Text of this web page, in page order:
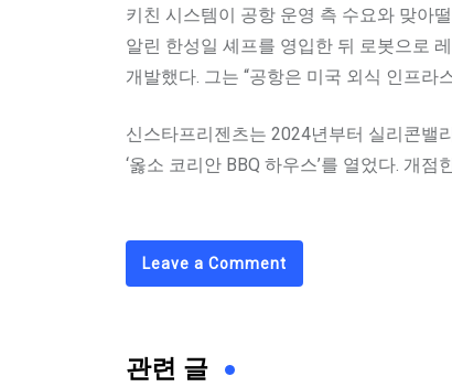
키친 시스템이 공항 운영 측 수요와 맞아
알린 한성일 셰프를 영입한 뒤 로봇으로
개발했다. 그는 “공항은 미국 외식 인프라
신스타프리젠츠는 2024년부터 실리콘밸
‘옳소 코리안 BBQ 하우스’를 열었다. 개
Leave a Comment
관련 글